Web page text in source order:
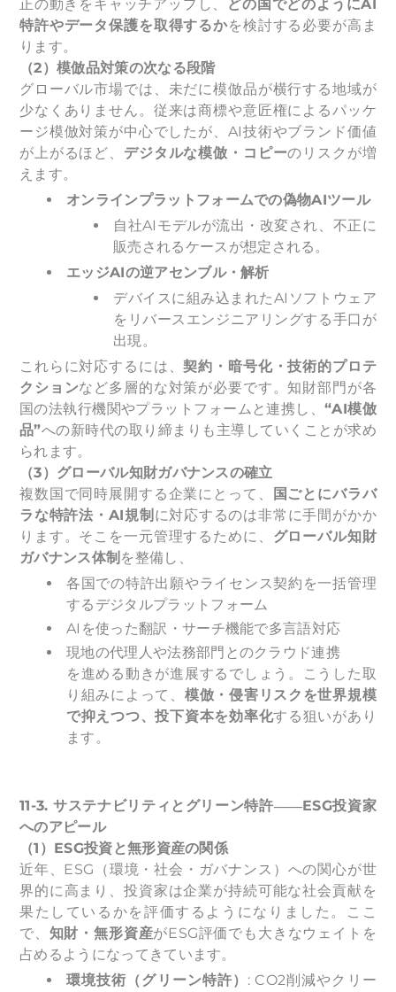
正の動きをキャッチアップし、 どの国でどのようにAI
特許やデータ保護を取得するかを検討する必要が高ま
ります。
（2）模倣品対策の次なる段階
グローバル市場では、未だに模倣品が横行する地域が
少なくありません。従来は商標や意匠権によるパッケ
ージ模倣対策が中心でしたが、AI技術やブランド価値
が上がるほど、 デジタルな模倣・コピーのリスクが増
えます。
オンラインプラットフォームでの偽物AIツール
自社AIモデルが流出・改変され、不正に
販売されるケースが想定される。
エッジAIの逆アセンブル・解析
デバイスに組み込まれたAIソフトウェア
をリバースエンジニアリングする手口が
出現。
これらに対応するには、契約・暗号化・技術的プロテ
クションなど多層的な対策が必要です。知財部門が各
国の法執行機関やプラットフォームと連携し、“AI模倣
品”への新時代の取り締まりも主導していくことが求め
られます。
（3）グローバル知財ガバナンスの確立
複数国で同時展開する企業にとって、
国ごとにバラバ
ラな特許法・AI規制 に対応するのは非常に手間がかか
ります。そこを一元管理するために、 グローバル知財
ガバナンス体制 を整備し、
各国での特許出願やライセンス契約を一括管理
するデジタルプラットフォーム
AIを使った翻訳・サーチ機能で多言語対応
現地の代理人や法務部門とのクラウド連携
を進める動きが進展するでしょう。こうした取
り組みによって、 模倣・侵害リスクを世界規模
で抑えつつ、投下資本を効率化する狙いがあり
ます。
11-3.サステナビリティとグリーン特許――ESG投資家
へのアピール
（1）ESG投資と無形資産の関係
近年、ESG（環境・社会・ガバナンス）への関心が世
界的に高まり、投資家は企業が持続可能な社会貢献を
果たしているかを評価するようになりました。ここ
で、 知財・無形資産がESG評価でも大きなウェイトを
占めるようになってきています。
環境技術（グリーン特許） : CO2削減やクリー